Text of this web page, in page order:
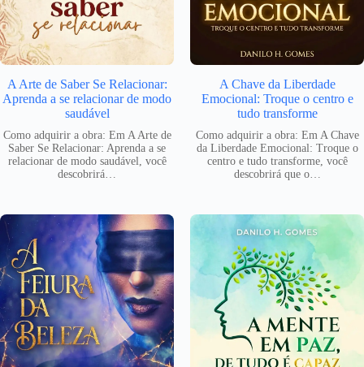
A Arte de Saber Se Relacionar:
Aprenda a se relacionar de modo
saudável
Como adquirir a obra: Em A Arte de
Saber Se Relacionar: Aprenda a se
relacionar de modo saudável, você
descobrirá…
A Chave da Liberdade
Emocional: Troque o centro e
tudo transforme
Como adquirir a obra: Em A Chave
da Liberdade Emocional: Troque o
centro e tudo transforme, você
descobrirá que o…